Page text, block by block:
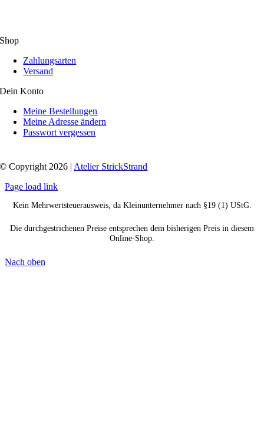
Shop
Zahlungsarten
Versand
Dein Konto
Meine Bestellungen
Meine Adresse ändern
Passwort vergessen
© Copyright 2026 | Atelier StrickStrand
Page load link
Kein Mehrwertsteuerausweis, da Kleinunternehmer nach §19 (1) UStG.
Die durchgestrichenen Preise entsprechen dem bisherigen Preis in diesem
Online-Shop.
Nach oben